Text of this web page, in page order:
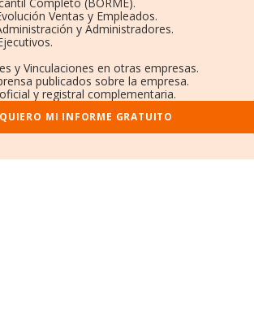
Ventas y Empleados.
y Administradores.
y Vinculaciones en otras empresas.
publicados sobre la empresa.
y registral complementaria.
QUIERO MI INFORME GRATUITO